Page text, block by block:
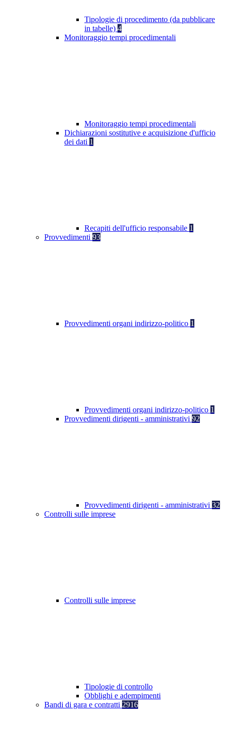
Tipologie di procedimento (da pubblicare
in tabelle) 4
Monitoraggio tempi procedimentali
Monitoraggio tempi procedimentali
Dichiarazioni sostitutive e acquisizione d'ufficio
dei dati 1
Recapiti dell'ufficio responsabile 1
Provvedimenti 93
Provvedimenti organi indirizzo-politico 1
Provvedimenti organi indirizzo-politico 1
Provvedimenti dirigenti - amministrativi 92
Provvedimenti dirigenti - amministrativi 32
Controlli sulle imprese
Controlli sulle imprese
Tipologie di controllo
Obblighi e adempimenti
Bandi di gara e contratti 2916